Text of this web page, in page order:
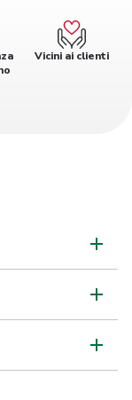
Vicini ai clienti